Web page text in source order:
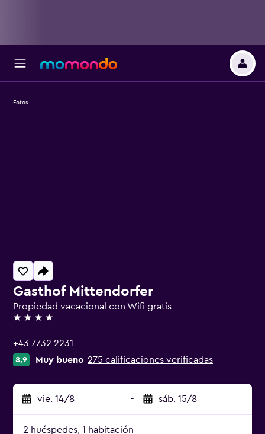
Gasthof Mittendorfer
Propiedad vacacional con Wifi gratis
4 estrellas
+43 7732 2231
8,9 Muy bueno 275 calificaciones verificadas
vie. 14/8 - sáb. 15/8
2 huéspedes, 1 habitación
Fotos